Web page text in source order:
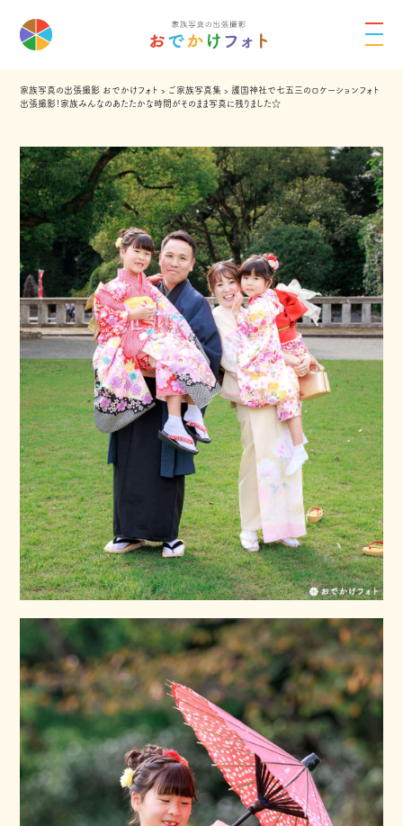
家族写真の出張撮影 おでかけフォト › ご家族写真集 › 護国神社で七五三のロケーションフォト
出張撮影！家族みんなのあたたかな時間がそのまま写真に残りました☆